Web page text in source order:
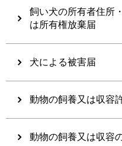
飼い犬の所有者住所
は所有権放棄届
犬による被害届
動物の飼養又は収容
動物の飼養又は収容